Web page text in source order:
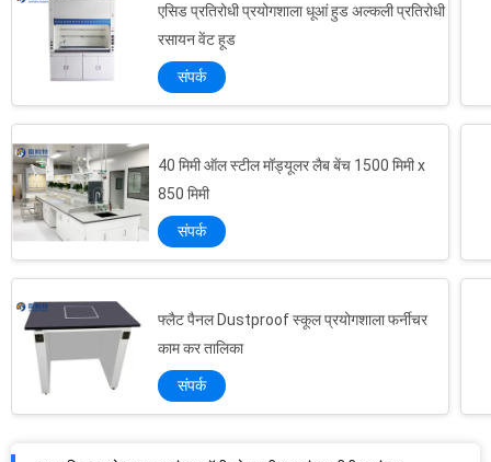
एसिड प्रतिरोधी प्रयोगशाला धूआं हुड अल्कली प्रतिरोधी
रसायन वेंट हूड
संपर्क
40 मिमी ऑल स्टील मॉड्यूलर लैब बेंच 1500 मिमी x
850 मिमी
संपर्क
फ्लैट पैनल Dustproof स्कूल प्रयोगशाला फर्नीचर
काम कर तालिका
संपर्क
रासायनिक प्रयोगशाला धूआं हुड पॉलीप्रोपाइलीन धूआं हुड पीपी धूआं हुड